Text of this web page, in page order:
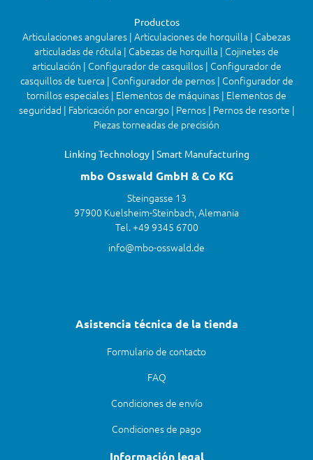
Productos
Articulaciones angulares | Articulaciones de horquilla | Cabezas
articuladas de rótula | Cabezas de horquilla | Cojinetes de
articulación | Configurador de casquillos | Configurador de
casquillos de tuerca | Configurador de pernos | Configurador de
tornillos especiales | Elementos de máquinas | Elementos de
seguridad | Fabricación por encargo | Pernos | Pernos de resorte |
Piezas torneadas de precisión
Linking Technology | Smart Manufacturing
mbo Osswald GmbH & Co KG
Steingasse 13
97900 Kuelsheim-Steinbach, Alemania
Tel. +49 9345 6700
info@mbo-osswald.de
Asistencia técnica de la tienda
Formulario de contacto
FAQ
Condiciones de envío
Condiciones de pago
Información legal